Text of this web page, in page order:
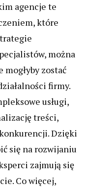
agencje te
które
można
mogłyby zostać
firmy.
usługi,
treści,
Dzięki
się na rozwijaniu
zajmują się
Co więcej,